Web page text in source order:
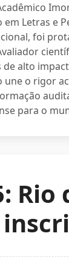
em Letras e
foi
alto
une o rigor
para o